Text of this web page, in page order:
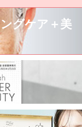
グケア＋美